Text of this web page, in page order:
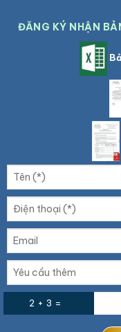
ĐĂNG KÝ NHẬN
2 + 3 =